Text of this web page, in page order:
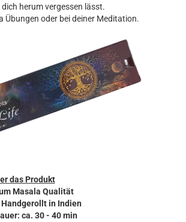
herum vergessen lässt.
Übungen oder bei deiner Meditation.
das Produkt
Masala Qualität
in Indien
ca. 30 - 40 min